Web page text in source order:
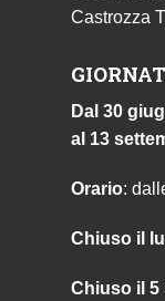
Castrozza
Dal 30
al 13
Orario:
Chiuso il
Chiuso il 5